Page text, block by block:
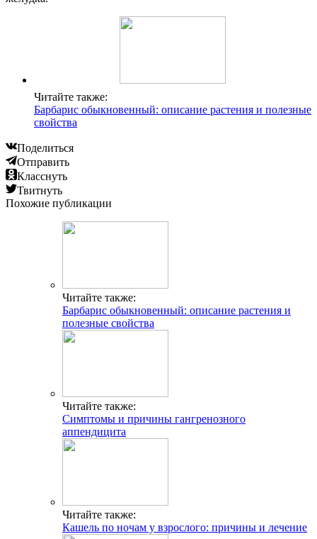
Читайте также:
Барбарис обыкновенный: описание растения и полезные
свойства
Поделиться
Отправить
Класснуть
Твитнуть
Похожие публикации
Читайте также:
Барбарис обыкновенный: описание растения и
полезные свойства
Читайте также:
Симптомы и причины гангренозного
аппендицита
Читайте также:
Кашель по ночам у взрослого: причины и лечение